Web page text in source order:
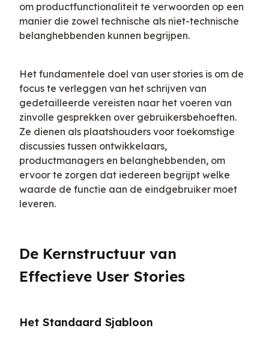
om productfunctionaliteit te verwoorden op een
manier die zowel technische als niet-technische
belanghebbenden kunnen begrijpen.
Het fundamentele doel van user stories is om de
focus te verleggen van het schrijven van
gedetailleerde vereisten naar het voeren van
zinvolle gesprekken over gebruikersbehoeften.
Ze dienen als plaatshouders voor toekomstige
discussies tussen ontwikkelaars,
productmanagers en belanghebbenden, om
ervoor te zorgen dat iedereen begrijpt welke
waarde de functie aan de eindgebruiker moet
leveren.
De Kernstructuur van
Effectieve User Stories
Het Standaard Sjabloon